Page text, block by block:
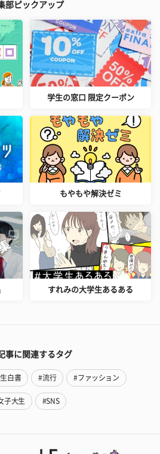
部ピックアップ
学生の窓口 限定クーポン
もやもや解決ゼミ
すれみの大学生あるある
事に関連するタグ
白書 #流行 #ファッション
子大生 #SNS